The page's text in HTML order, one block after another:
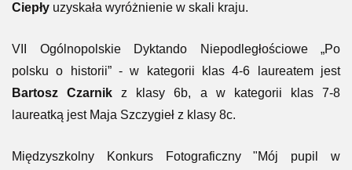
Ciepły uzyskała wyróżnienie w skali kraju.
VII Ogólnopolskie Dyktando Niepodległościowe „Po
polsku o historii” - w kategorii klas 4-6 laureatem jest
Bartosz Czarnik z klasy 6b, a w kategorii klas 7-8
laureatką jest Maja Szczygieł z klasy 8c.
Międzyszkolny Konkurs Fotograficzny "Mój pupil w